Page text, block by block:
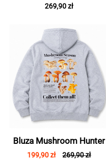
269,90 zł
Bluza Mushroom Hunter
199,90 zł 269,90 zł